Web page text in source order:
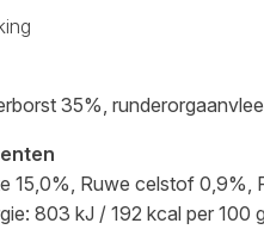
35%,
15,0%, Ruwe celstof 0,9%,
803 kJ / 192 kcal per 100